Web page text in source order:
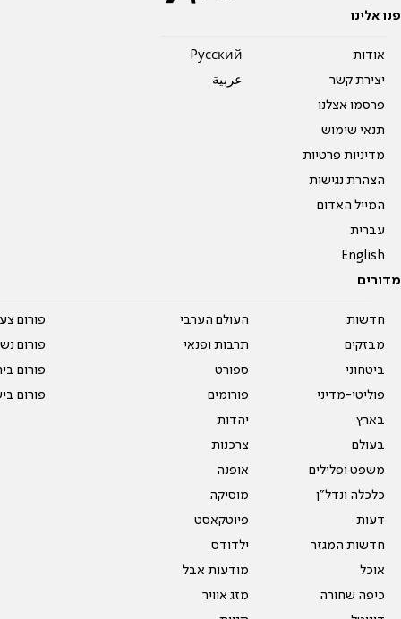
פנו אלינו
אודות
יצירת קשר
פרסמו אצלנו
תנאי שימוש
מדיניות פרטיות
הצהרת נגישות
המייל האדום
עברית
English
Pусский
عربية
מדורים
חדשות
מבזקים
ביטחוני
פוליטי-מדיני
בארץ
בעולם
משפט ופלילים
כלכלה ונדל"ן
דעות
חדשות המגזר
אוכל
כיפה שחורה
העולם הערבי
תרבות ופנאי
ספורט
פורומים
יהדות
צרכנות
אופנה
מוסיקה
פיוטקאסט
ילדודס
מודעות אבל
מזג אוויר
פורום
פורום
פורום
פורום